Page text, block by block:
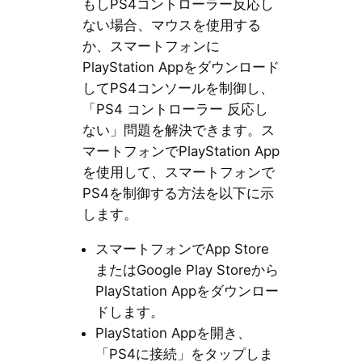
もしPS4コントローラー反応し
ない場合、マウスを使用する
か、スマートフォンに
PlayStation Appをダウンロード
してPS4コンソールを制御し、
「PS4 コントローラー 反応し
ない」問題を解決できます。ス
マートフォンでPlayStation App
を使用して、スマートフォンで
PS4を制御する方法を以下に示
します。
スマートフォンでApp Store
またはGoogle Play Storeから
PlayStation Appをダウンロー
ドします。
PlayStation Appを開き、
「PS4に接続」をタップしま